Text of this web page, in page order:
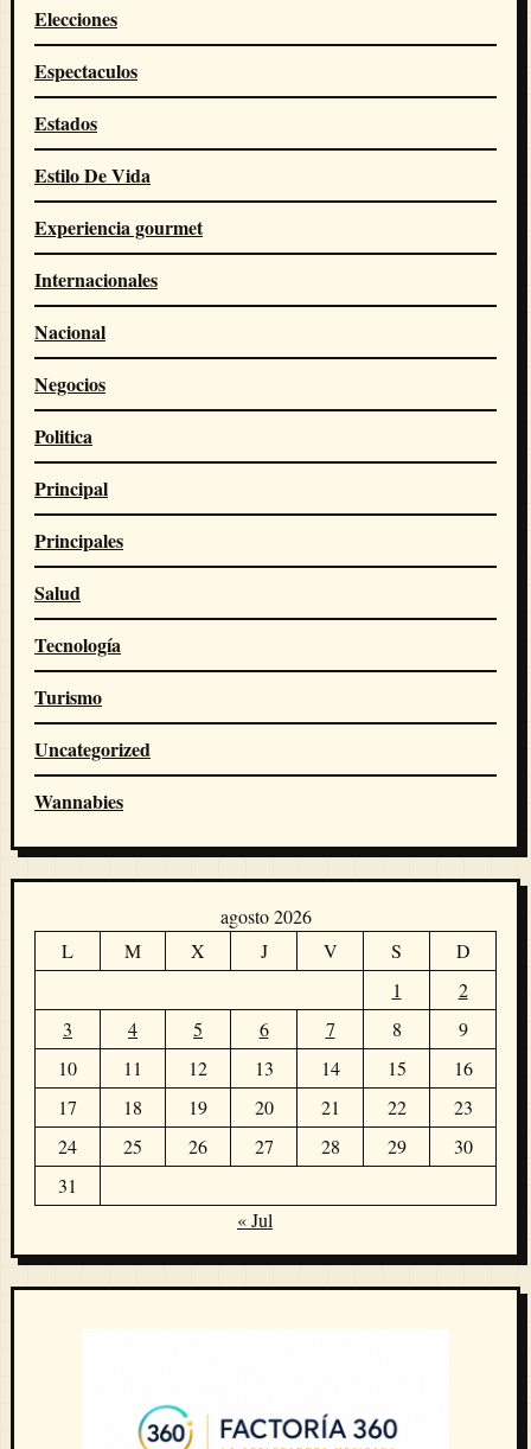
Elecciones
Espectaculos
Estados
Estilo De Vida
Experiencia gourmet
Internacionales
Nacional
Negocios
Politica
Principal
Principales
Salud
Tecnología
Turismo
Uncategorized
Wannabies
agosto 2026
L
M X J V S
D
1
2
3
4 5 6 7 8
9
10
11 12 13 14 15
16
17
18 19 20 21 22
23
24
25 26 27 28 29
30
31
« Jul